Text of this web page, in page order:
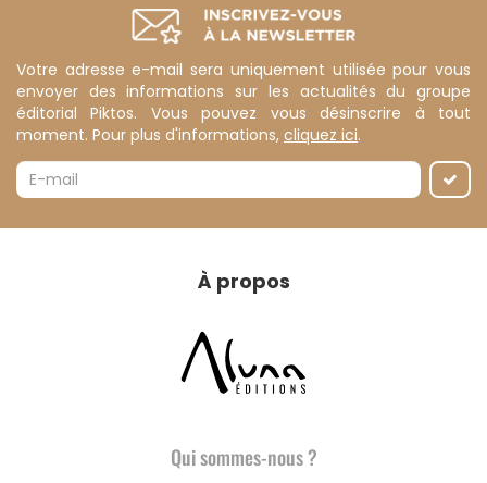
Votre adresse e-mail sera uniquement utilisée pour vous
envoyer des informations sur les actualités du groupe
éditorial Piktos. Vous pouvez vous désinscrire à tout
moment. Pour plus d'informations, cliquez ici.
À propos
Qui sommes-nous ?